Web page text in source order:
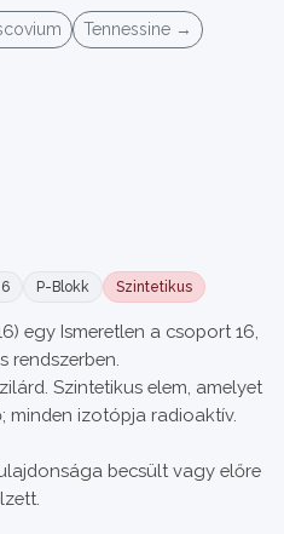
Tennessine →
P-Blokk Szintetikus
egy Ismeretlen a csoport 16,
rendszerben.
Szintetikus elem, amelyet
izotópja radioaktív.
becsült vagy előre